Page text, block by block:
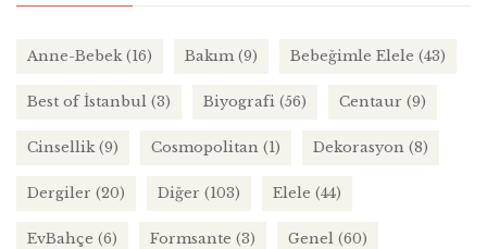
Anne-Bebek(16) Bakım (9) Bebeğimle Elele (43)
Best of İstanbul (3) Biyografi (56) Centaur (9)
Cinsellik(9) Cosmopolitan (1) Dekorasyon (8)
Dergiler (20) Diğer (103) Elele (44)
EvBahçe (6) Formsante (3) Genel (60)